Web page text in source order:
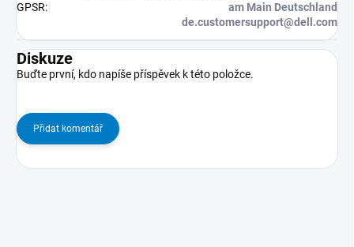
GPSR:
am Main Deutschland
de.customersupport@dell.com
Diskuze
Buďte první, kdo napíše příspěvek k této položce.
Přidat komentář